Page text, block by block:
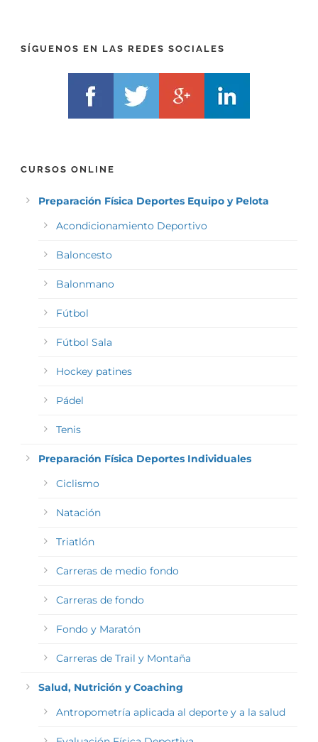
SÍGUENOS EN LAS REDES SOCIALES
CURSOS ONLINE
Preparación Física Deportes Equipo y Pelota
Acondicionamiento Deportivo
Baloncesto
Balonmano
Fútbol
Fútbol Sala
Hockey patines
Pádel
Tenis
Preparación Física Deportes Individuales
Ciclismo
Natación
Triatlón
Carreras de medio fondo
Carreras de fondo
Fondo y Maratón
Carreras de Trail y Montaña
Salud, Nutrición y Coaching
Antropometría aplicada al deporte y a la salud